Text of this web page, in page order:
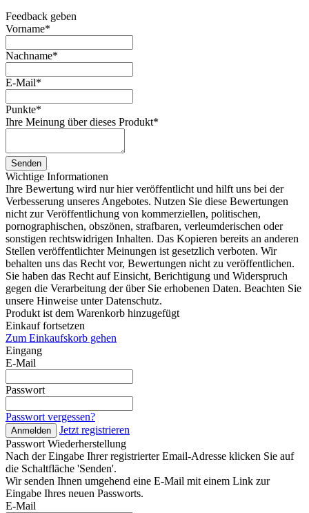
Feedback geben
Vorname*
Nachname*
E-Mail*
Punkte*
Ihre Meinung über dieses Produkt*
Senden
Wichtige Informationen
Ihre Bewertung wird nur hier veröffentlicht und hilft uns bei der
Verbesserung unseres Angebotes. Nutzen Sie diese Bewertungen
nicht zur Veröffentlichung von kommerziellen, politischen,
pornographischen, obszönen, strafbaren, verleumderischen oder
sonstigen rechtswidrigen Inhalten. Das Kopieren bereits an anderen
Stellen veröffentlichter Meinungen ist gesetzlich verboten. Wir
behalten uns das Recht vor, Bewertungen nicht zu veröffentlichen.
Sie haben das Recht auf Einsicht, Berichtigung und Widerspruch
gegen die Verarbeitung der über Sie erhobenen Daten. Beachten Sie
unsere Hinweise unter Datenschutz.
Produkt ist dem Warenkorb hinzugefügt
Einkauf fortsetzen
Zum Einkaufskorb gehen
Eingang
E-Mail
Passwort
Passwort vergessen?
Anmelden
Jetzt registrieren
Passwort Wiederherstellung
Nach der Eingabe Ihrer registrierter Email-Adresse klicken Sie auf
die Schaltfläche 'Senden'.
Wir senden Ihnen umgehend eine E-Mail mit einem Link zur
Eingabe Ihres neuen Passworts.
E-Mail